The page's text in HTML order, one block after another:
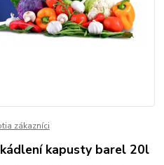
zákazníci
kapusty barel 20l